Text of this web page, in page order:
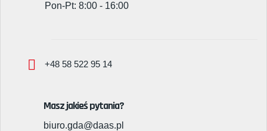
Pon-Pt: 8:00 - 16:00
+48 58 522 95 14
Masz jakieś pytania?
biuro.gda@daas.pl